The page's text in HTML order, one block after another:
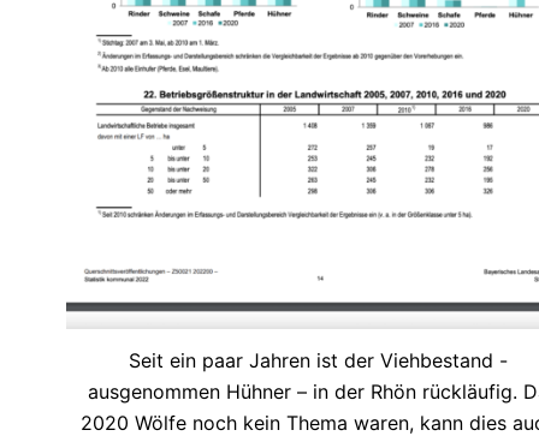
Seit ein paar Jahren ist der Viehbestand -
ausgenommen Hühner – in der Rhön rückläufig.
2020 Wölfe noch kein Thema waren, kann dies